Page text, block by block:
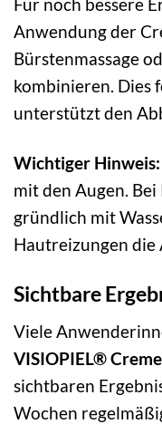
Für noch bessere
Anwendung der
Bürstenmassage
kombinieren. Dies
unterstützt den
Wichtiger Hinweis:
mit den Augen.
gründlich mit
Hautreizungen die
Sichtbare
Viele
VISIOPIEL®
sichtbaren
Wochen